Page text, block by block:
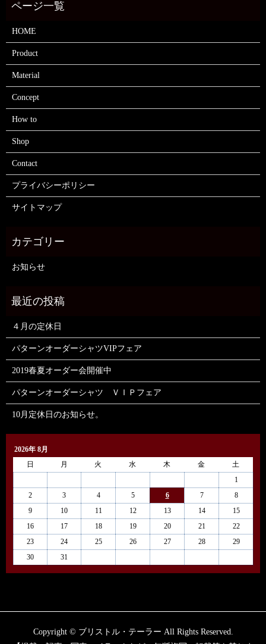
HOME
Product
Material
Concept
How to
Shop
Contact
プライバシーポリシー
サイトマップ
お知らせ
４月の定休日
パターンオーダーシャツVIPフェア
2019春夏オーダー会開催中
パターンオーダーシャツ ＶＩＰフェア
10月定休日のお知らせ。
2026年 8月
日
月 火 水 木 金
土
1
2
3 4 5 6 7
8
9
10 11 12 13 14
15
16
17 18 19 20 21
22
23
24 25 26 27 28
29
30
31
Copyright © ブリストル・テーラー All Rights Reserved.